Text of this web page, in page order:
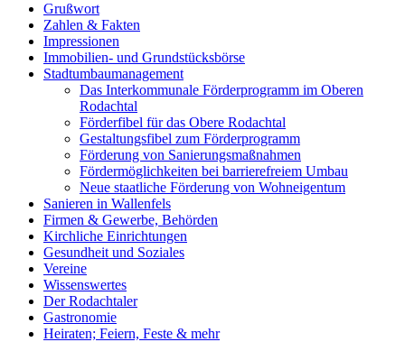
Grußwort
Zahlen & Fakten
Impressionen
Immobilien- und Grundstücksbörse
Stadtumbaumanagement
Das Interkommunale Förderprogramm im Oberen
Rodachtal
Förderfibel für das Obere Rodachtal
Gestaltungsfibel zum Förderprogramm
Förderung von Sanierungsmaßnahmen
Fördermöglichkeiten bei barrierefreiem Umbau
Neue staatliche Förderung von Wohneigentum
Sanieren in Wallenfels
Firmen & Gewerbe, Behörden
Kirchliche Einrichtungen
Gesundheit und Soziales
Vereine
Wissenswertes
Der Rodachtaler
Gastronomie
Heiraten; Feiern, Feste & mehr